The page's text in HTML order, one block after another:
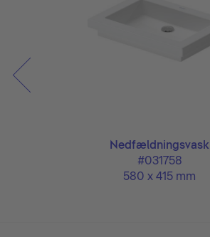
Nedfældningsvask
#031758
580 x 415 mm